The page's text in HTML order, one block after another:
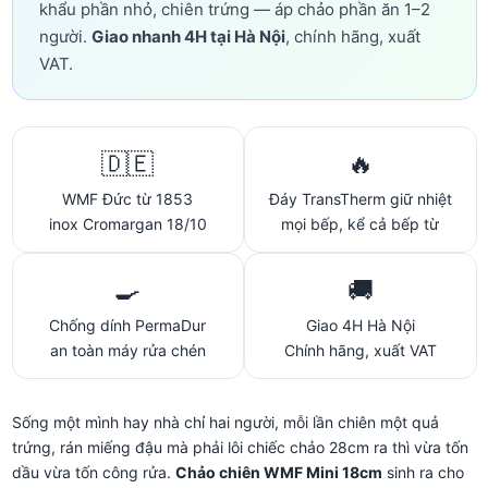
khẩu phần nhỏ, chiên trứng — áp chảo phần ăn 1–2
người. Giao nhanh 4H tại Hà Nội, chính hãng, xuất
VAT.
🇩🇪
WMF Đức từ 1853
inox Cromargan 18/10
🔥
Đáy TransTherm giữ nhiệt
mọi bếp, kể cả bếp từ
🍳
Chống dính PermaDur
an toàn máy rửa chén
🚚
Giao 4H Hà Nội
Chính hãng, xuất VAT
Sống một mình hay nhà chỉ hai người, mỗi lần chiên một quả
trứng, rán miếng đậu mà phải lôi chiếc chảo 28cm ra thì vừa tốn
dầu vừa tốn công rửa. Chảo chiên WMF Mini 18cm sinh ra cho